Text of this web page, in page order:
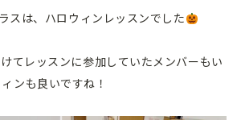
スは、ハロウィンレッスンでした
てレッスンに参加していたメンバーもい
ンも良いですね！